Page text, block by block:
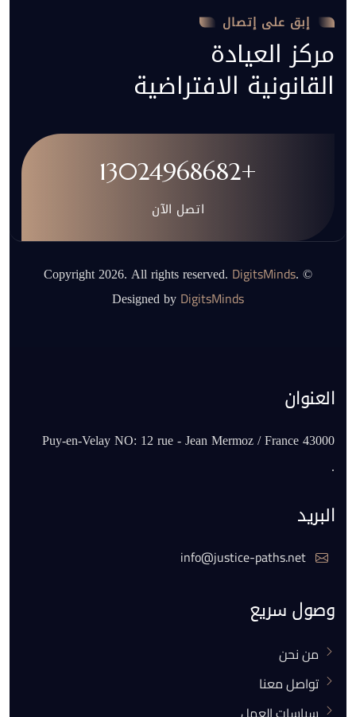
إبق على إتصال
مركز العيادة
القانونية الافتراضية
+13024968682
اتصل الآن
© Copyright 2026. All rights reserved.
DigitsMinds.
Designed by DigitsMinds
العنوان
43000 Puy-en-Velay NO: 12 rue - Jean Mermoz / France
.
البريد
وصول سريع
من نحن
تواصل معنا